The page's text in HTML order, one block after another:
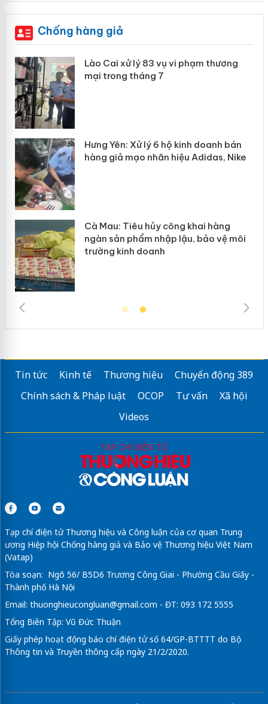
Chống hàng giả
Lào Cai xử lý 83 vụ vi phạm thương
mại trong tháng 7
Hưng Yên: Xử lý 6 hộ kinh doanh bán
hàng giả mạo nhãn hiệu Adidas, Nike
Cà Mau: Tiêu hủy công khai hàng
ngàn sản phẩm nhập lậu, bảo vệ môi
trường kinh doanh
Tin tức Kinh tế Thương hiệu
Chuyển động 389
Chính sách & Pháp luật
OCOP Tư vấn
Xã hội
Videos
Tạp chí điện tử Thương hiệu và Công luận của cơ quan Trung
ương Hiệp hội Chống hàng giả và Bảo vệ Thương hiệu Việt Nam
(Vatap)
Tòa soạn: Ngõ 56/ B5D6 Trương Công Giai - Phường Cầu Giấy -
Thành phố Hà Nội
Email: thuonghieucongluan@gmail.com - ĐT: 093 172 5555
Tổng Biên Tập: Vũ Đức Thuận
Giấy phép hoạt động báo chí điện tử số 64/GP-BTTTT do Bộ
Thông tin và Truyền thông cấp ngày 21/2/2020.